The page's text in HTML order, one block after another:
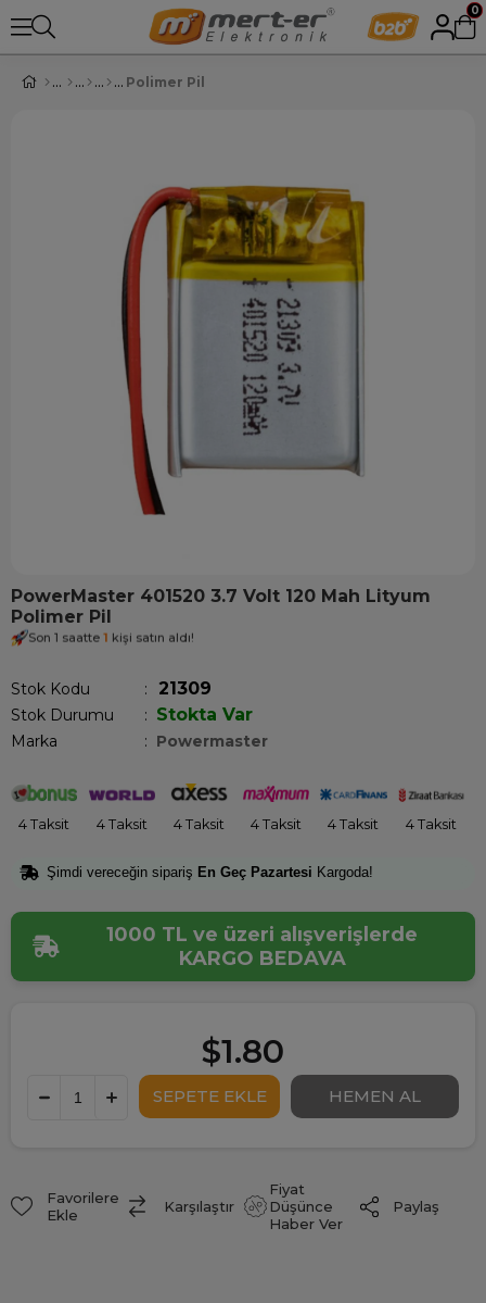
0
Polimer Pil
PowerMaster 401520 3.7 Volt 120 Mah Lityum
Polimer Pil
Son 1 saatte 1 kişi satın aldı!
Stok Kodu 21309
Stok Durumu : Stokta Var
Marka : Powermaster
4 Taksit 4 Taksit 4 Taksit 4 Taksit 4 Taksit 4 Taksit
Şimdi vereceğin sipariş En Geç Pazartesi Kargoda!
1000 TL ve üzeri alışverişlerde
KARGO BEDAVA
$1.80
Favorilere
Ekle
Karşılaştır
Fiyat
Düşünce
Haber Ver
Paylaş